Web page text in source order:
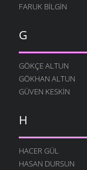
FARUK BILGIN
G
GÖKÇE ALTUN
GÖKHAN ALTUN
GÜVEN KESKIN
H
HACER GÜL
HASAN DURSUN